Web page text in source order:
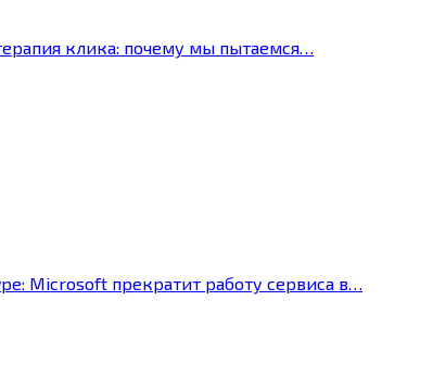
клика: почему мы пытаемся…
Microsoft прекратит работу сервиса в…